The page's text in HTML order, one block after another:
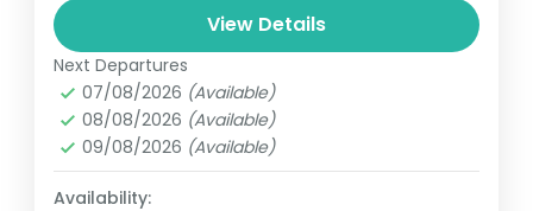
Kota Malang,Kota Wisata Batu
1 Person
View Details
Next Departures
07/08/2026 (Available)
08/08/2026 (Available)
09/08/2026 (Available)
Availability: